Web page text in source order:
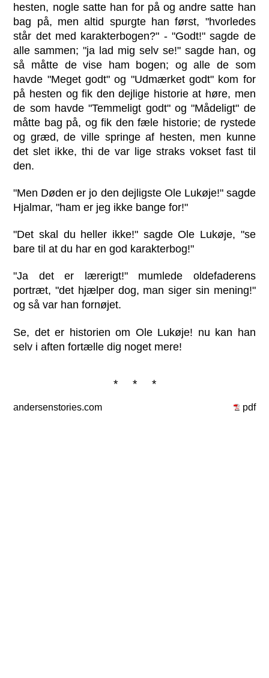
hesten, nogle satte han for på og andre satte han
bag på, men altid spurgte han først, "hvorledes
står det med karakterbogen?" - "Godt!" sagde de
alle sammen; "ja lad mig selv se!" sagde han, og
så måtte de vise ham bogen; og alle de som
havde "Meget godt" og "Udmærket godt" kom for
på hesten og fik den dejlige historie at høre, men
de som havde "Temmeligt godt" og "Mådeligt" de
måtte bag på, og fik den fæle historie; de rystede
og græd, de ville springe af hesten, men kunne
det slet ikke, thi de var lige straks vokset fast til
den.
"Men Døden er jo den dejligste Ole Lukøje!" sagde
Hjalmar, "ham er jeg ikke bange for!"
"Det skal du heller ikke!" sagde Ole Lukøje, "se
bare til at du har en god karakterbog!"
"Ja det er lærerigt!" mumlede oldefaderens
portræt, "det hjælper dog, man siger sin mening!"
og så var han fornøjet.
Se, det er historien om Ole Lukøje! nu kan han
selv i aften fortælle dig noget mere!
* * *
andersenstories.com pdf